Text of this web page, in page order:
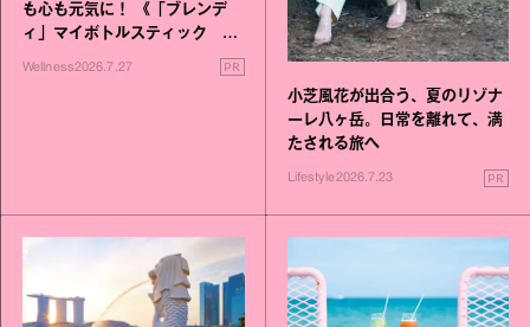
も心も元気に！ 《「ブレンデ
ィ」マイボトルスティック い
いこと毎日》シリーズが誕生
Wellness2026.7.27 PR
小芝風花が出合う、夏のリゾナ
ーレ八ヶ岳。日常を離れて、満
たされる旅へ
Lifestyle2026.7.23 PR